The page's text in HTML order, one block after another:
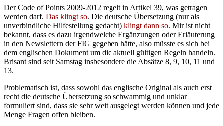
Der Code of Points 2009-2012 regelt in Artikel 39, was getragen
werden darf. Das klingt so. Die deutsche Übersetzung (nur als
unverbindliche Hilfestellung gedacht) klingt dann so. Mir ist nicht
bekannt, dass es dazu irgendwelche Ergänzungen oder Erläuterung
in den Newslettern der FIG gegeben hätte, also müsste es sich bei
dem englischen Dokument um die aktuell gültigen Regeln handeln.
Brisant sind seit Samstag insbesondere die Absätze 8, 9, 10, 11 und
13.
Problematisch ist, dass sowohl das englische Original als auch erst
recht die deutsche Übersetzung so schwammig und unklar
formuliert sind, dass sie sehr weit ausgelegt werden können und jede
Menge Fragen offen bleiben.